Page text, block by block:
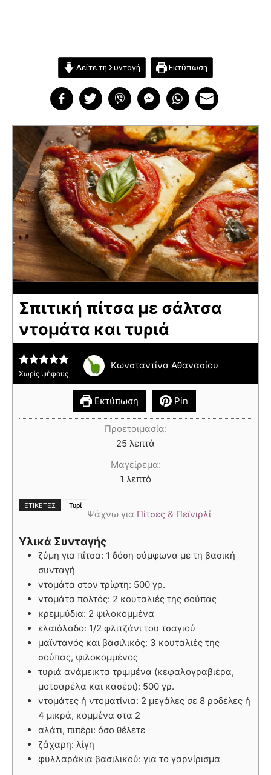
Δείτε τη Συνταγή Εκτύπωση
Σπιτική πίτσα με σάλτσα
ντομάτα και τυριά
Χωρίς ψήφους
Κωνσταντίνα Αθανασίου
Εκτύπωση Pin
Προετοιμασία:
25 λεπτά
Μαγείρεμα:
1 λεπτό
ΕΤΙΚΈΤΕΣ Τυρί
Ψάχνω για Πίτσες & Πεϊνιρλί
Υλικά Συνταγής
ζύμη για πίτσα: 1 δόση σύμφωνα με τη βασική
συνταγή
ντομάτα στον τρίφτη: 500 γρ.
ντομάτα πολτός: 2 κουταλιές της σούπας
κρεμμύδια: 2 ψιλοκομμένα
ελαιόλαδο: 1/2 φλιτζάνι του τσαγιού
μαϊντανός και βασιλικός: 3 κουταλιές της
σούπας, ψιλοκομμένος
τυριά ανάμεικτα τριμμένα (κεφαλογραβιέρα,
μοτσαρέλα και κασέρι): 500 γρ.
ντομάτες ή ντοματίνια: 2 μεγάλες σε 8 ροδέλες ή
4 μικρά, κομμένα στα 2
αλάτι, πιπέρι: όσο θέλετε
ζάχαρη: λίγη
φυλλαράκια βασιλικού: για το γαρνίρισμα